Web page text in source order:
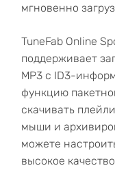
мгновенно
TuneFab Online
поддерживает
MP3 с ID3-
функцию
скачивать
мыши и
можете
высокое